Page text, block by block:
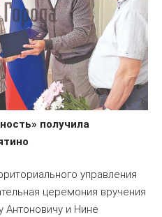
получила
управления
церемония вручения
Антоновичу и Нине